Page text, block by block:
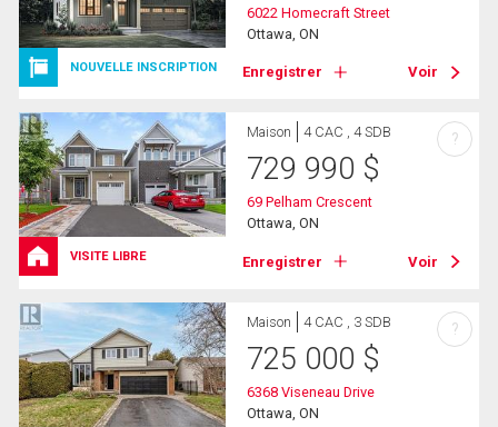
NOUVELLE INSCRIPTION
6022 Homecraft Street
Ottawa, ON
Enregistrer Voir
VISITE LIBRE
Maison 4 CAC , 4 SDB
729 990 $
69 Pelham Crescent
Ottawa, ON
Enregistrer Voir
?
Maison 4 CAC , 3 SDB
725 000 $
6368 Viseneau Drive
Ottawa, ON
?